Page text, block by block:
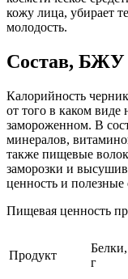
кожу лица, убирает
молодость.
Состав, БЖУ
Калорийность
от того в каком виде
замороженном. В
минералов,
также пищевые
заморозки и
ценность и полезные
Пищевая ценность
Продукт
Белки,
г